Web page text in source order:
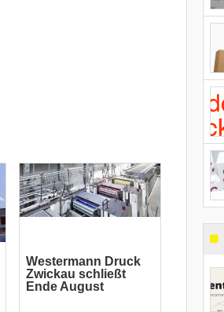
Westermann Druck
Zwickau schließt
Ende August